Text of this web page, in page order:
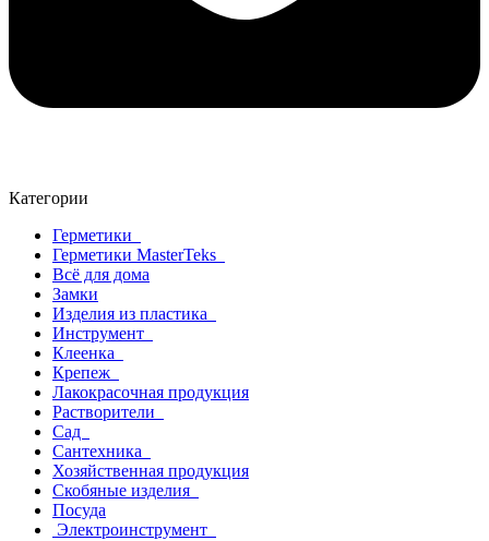
Категории
Герметики
Герметики MasterTeks
Всё для дома
Замки
Изделия из пластика
Инструмент
Клеенка
Крепеж
Лакокрасочная продукция
Растворители
Сад
Сантехника
Хозяйственная продукция
Скобяные изделия
Посуда
Электроинструмент